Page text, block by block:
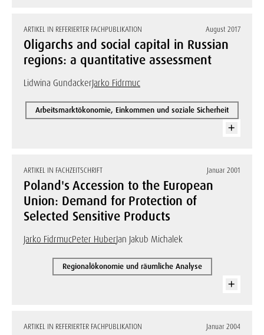
ARTIKEL IN REFERIERTER FACHPUBLIKATION August 2017
Oligarchs and social capital in Russian
regions: a quantitative assessment
Lidwina GundackerJarko Fidrmuc
Arbeitsmarktökonomie, Einkommen und soziale Sicherheit
ARTIKEL IN FACHZEITSCHRIFT Januar 2001
Poland's Accession to the European
Union: Demand for Protection of
Selected Sensitive Products
Jarko FidrmucPeter HuberJan Jakub Michalek
Regionalökonomie und räumliche Analyse
ARTIKEL IN REFERIERTER FACHPUBLIKATION Januar 2004